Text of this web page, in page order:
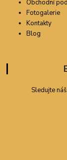
Obchodní
Fotogalerie
Kontakty
Blog
Sledujte